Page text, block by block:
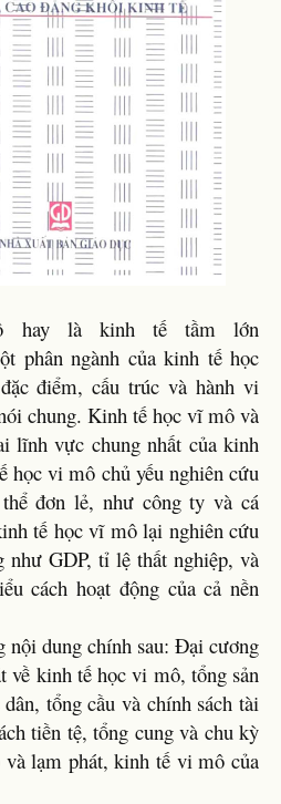
hay là kinh tế tầm lớn
phân ngành của kinh tế học
điểm, cấu trúc và hành vi
chung. Kinh tế học vĩ mô và
lĩnh vực chung nhất của kinh
học vi mô chủ yếu nghiên cứu
đơn lẻ, như công ty và cá
tế học vĩ mô lại nghiên cứu
như GDP, tỉ lệ thất nghiệp, và
cách hoạt động của cả nền
nội dung chính sau: Đại cương
về kinh tế học vi mô, tổng sản
tổng cầu và chính sách tài
tiền tệ, tổng cung và chu kỳ
lạm phát, kinh tế vi mô của